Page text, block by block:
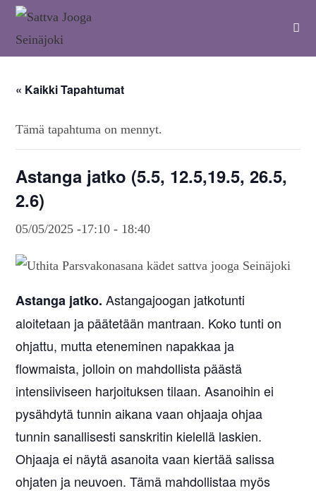
« Kaikki Tapahtumat
Tämä tapahtuma on mennyt.
Astanga jatko (5.5, 12.5,19.5, 26.5,
2.6)
05/05/2025 -17:10 - 18:40
Astanga jatko. Astangajoogan jatkotunti
aloitetaan ja päätetään mantraan. Koko tunti on
ohjattu, mutta eteneminen napakkaa ja
flowmaista, jolloin on mahdollista päästä
intensiiviseen harjoituksen tilaan. Asanoihin ei
pysähdytä tunnin aikana vaan ohjaaja ohjaa
tunnin sanallisesti sanskritin kielellä laskien.
Ohjaaja ei näytä asanoita vaan kiertää salissa
ohjaten ja neuvoen. Tämä mahdollistaa myös